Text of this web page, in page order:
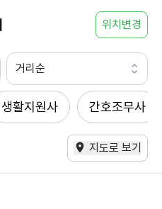
위치변경
거리순
생활지원사 간호조무사
지도로 보기